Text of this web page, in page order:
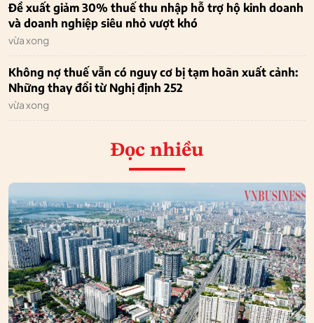
Đề xuất giảm 30% thuế thu nhập hỗ trợ hộ kinh doanh
và doanh nghiệp siêu nhỏ vượt khó
vừa xong
Không nợ thuế vẫn có nguy cơ bị tạm hoãn xuất cảnh:
Những thay đổi từ Nghị định 252
vừa xong
Đọc nhiều